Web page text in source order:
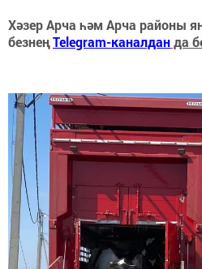
Хәзер Арча һәм Арча районы
безнеңTelegram-каналданда